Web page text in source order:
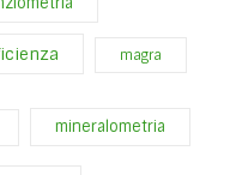
magra
mineralometria